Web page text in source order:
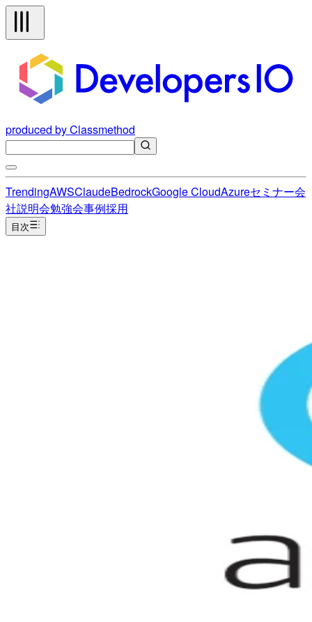
produced by Classmethod
TrendingAWSClaudeBedrockGoogle CloudAzureセミナー会
社説明会勉強会事例採用
目次